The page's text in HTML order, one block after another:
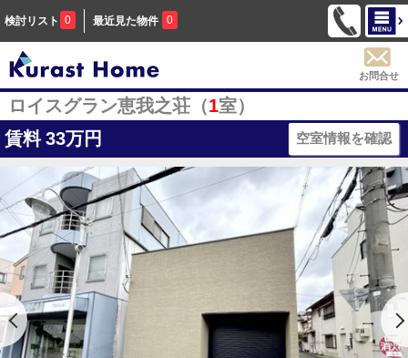
検討リスト 0 最近見た物件 0
お問合せ
ロイスグラン恵我之荘（1室）
賃料 33万円 空室情報を確認